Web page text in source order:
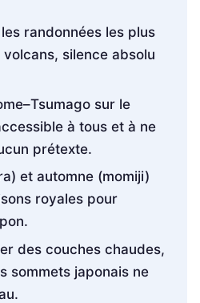
randonnées les plus
silence absolu
sur le
à tous et à ne
prétexte.
et automne (momiji)
royales pour
des couches chaudes,
sommets japonais ne